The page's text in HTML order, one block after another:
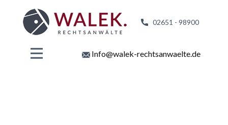
02651 - 98900
Info@walek-rechtsanwaelte.de